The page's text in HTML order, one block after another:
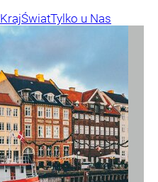
KrajŚwiatTylko u Nas